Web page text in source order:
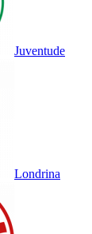
Juventude
Londrina